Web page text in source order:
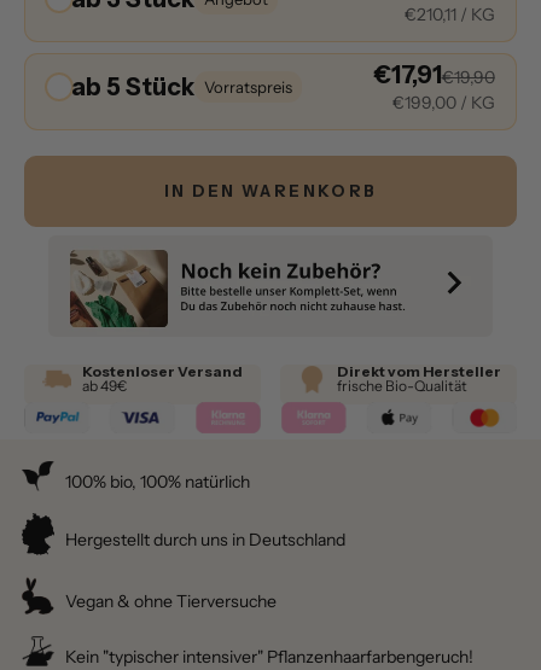
€210,11 / KG
ab 5 Stück Vorratspreis €17,91€19,90
€199,00/ KG
IN DEN WARENKORB
Kostenloser Versand
ab 49€
Direkt vom Hersteller
frische Bio-Qualität
100% bio, 100% natürlich
Hergestellt durch uns in Deutschland
Vegan & ohne Tierversuche
Kein "typischer intensiver" Pflanzenhaarfarbengeruch!